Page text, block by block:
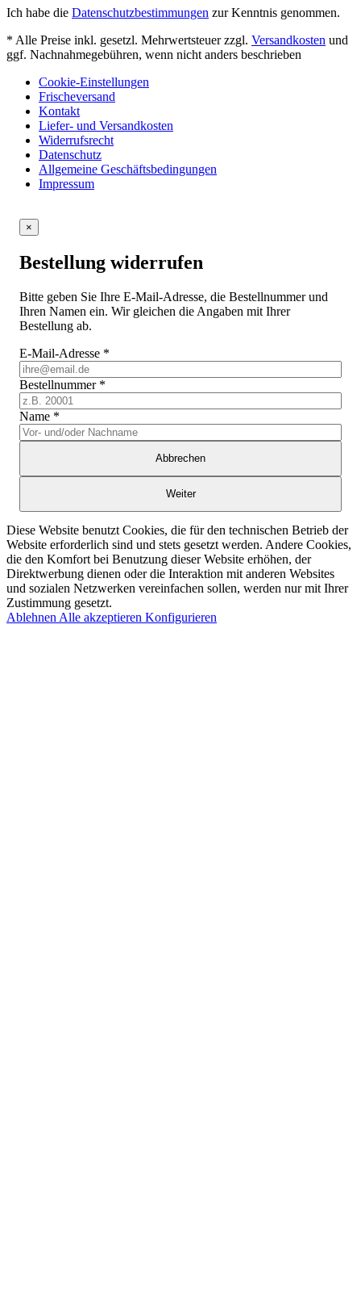
Ich habe die Datenschutzbestimmungen zur Kenntnis genommen.
* Alle Preise inkl. gesetzl. Mehrwertsteuer zzgl. Versandkosten und
ggf. Nachnahmegebühren, wenn nicht anders beschrieben
Cookie-Einstellungen
Frischeversand
Kontakt
Liefer- und Versandkosten
Widerrufsrecht
Datenschutz
Allgemeine Geschäftsbedingungen
Impressum
×
Bestellung widerrufen
Bitte geben Sie Ihre E-Mail-Adresse, die Bestellnummer und
Ihren Namen ein. Wir gleichen die Angaben mit Ihrer
Bestellung ab.
E-Mail-Adresse *
Bestellnummer *
Name *
Abbrechen
Weiter
Diese Website benutzt Cookies, die für den technischen Betrieb der
Website erforderlich sind und stets gesetzt werden. Andere Cookies,
die den Komfort bei Benutzung dieser Website erhöhen, der
Direktwerbung dienen oder die Interaktion mit anderen Websites
und sozialen Netzwerken vereinfachen sollen, werden nur mit Ihrer
Zustimmung gesetzt.
Ablehnen Alle akzeptieren Konfigurieren